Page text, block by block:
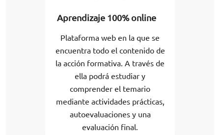
Aprendizaje 100% online
Plataforma web en la que se
encuentra todo el contenido de
la acción formativa. A través de
ella podrá estudiar y
comprender el temario
mediante actividades prácticas,
autoevaluaciones y una
evaluación final.